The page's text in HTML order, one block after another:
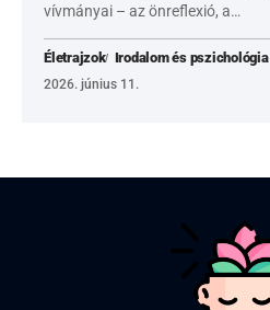
vívmányai – az önreflexió, a…
Életrajzok Irodalom és pszichológia
2026. június 11.